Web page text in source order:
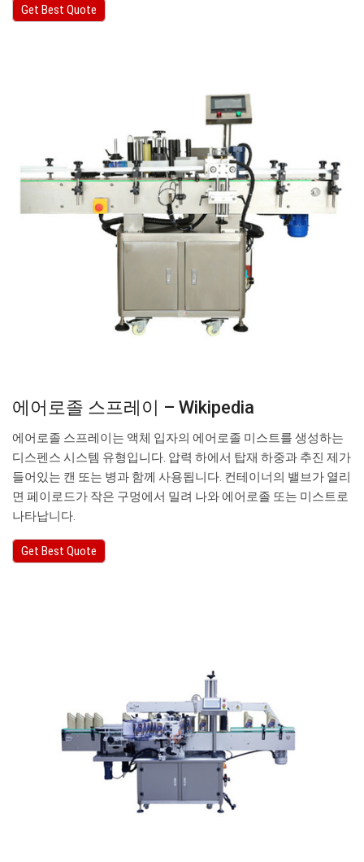
Get Best Quote
에어로졸 스프레이 – Wikipedia
에어로졸 스프레이는 액체 입자의 에어로졸 미스트를 생성하는
디스펜스 시스템 유형입니다. 압력 하에서 탑재 하중과 추진 제가
들어있는 캔 또는 병과 함께 사용됩니다. 컨테이너의 밸브가 열리
면 페이로드가 작은 구멍에서 밀려 나와 에어로졸 또는 미스트로
나타납니다.
Get Best Quote